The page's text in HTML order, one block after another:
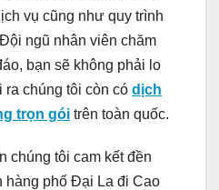
vụ cũng như quy trình
ngũ nhân viên chăm
bạn sẽ không phải lo
ra chúng tôi còn có dịch
trọn gói trên toàn quốc.
chúng tôi cam kết đền
hàng phố Đại La đi Cao